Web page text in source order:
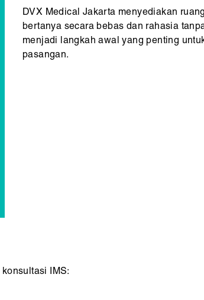
DVX Medical Jakarta menyediakan
bertanya secara bebas dan rahasia
menjadi langkah awal yang penting
pasangan.
IMS: